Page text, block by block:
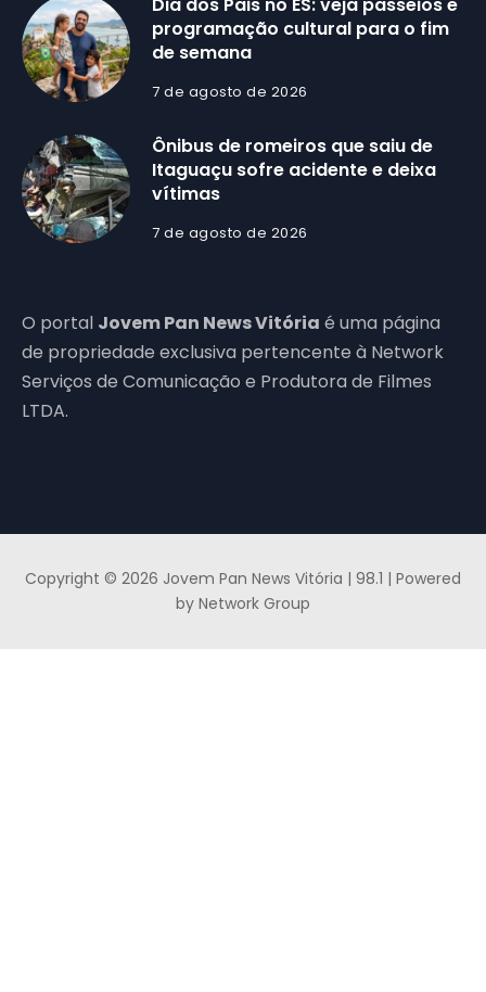
Dia dos Pais no ES: veja passeios e
programação cultural para o fim
de semana
7 de agosto de 2026
Ônibus de romeiros que saiu de
Itaguaçu sofre acidente e deixa
vítimas
7 de agosto de 2026
O portal Jovem Pan News Vitória é uma página
de propriedade exclusiva pertencente à Network
Serviços de Comunicação e Produtora de Filmes
LTDA.
Copyright © 2026 Jovem Pan News Vitória | 98.1 | Powered
by Network Group